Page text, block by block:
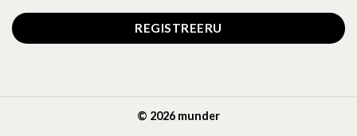
© 2026 munder